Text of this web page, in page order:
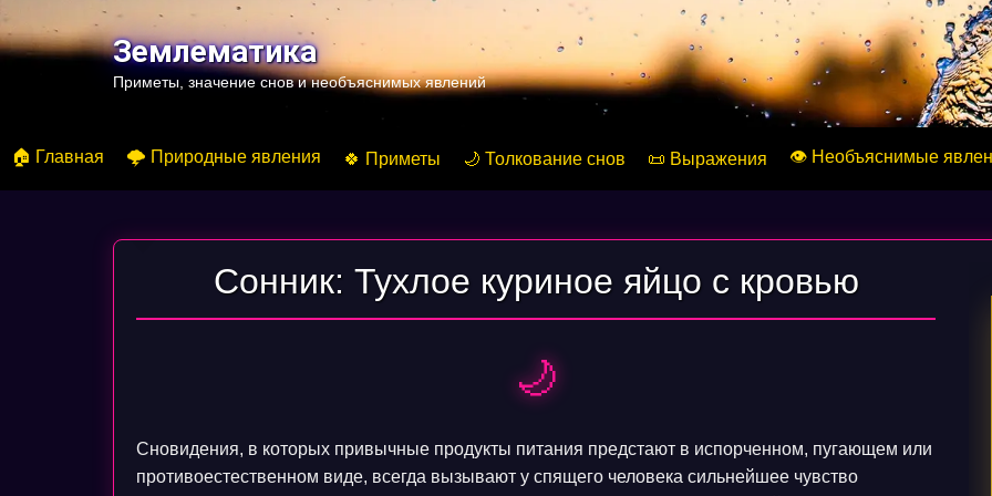
к
содержимомуЗемлематика
Приметы, значение снов и необъяснимых явлений
🏠 Главная 🌩️ Природные явления 🍀 Приметы 🌙 Толкование снов 📜 Выражения 👁️ Необъяснимые
Сонник: Тухлое куриное яйцо с кровью
🌙
Сновидения, в которых привычные продукты питания предстают в испорченном, пугающем или
противоестественном виде, всегда вызывают у спящего человека сильнейшее чувство